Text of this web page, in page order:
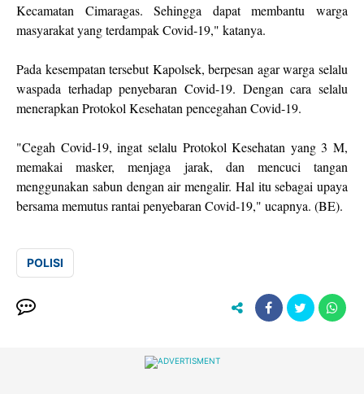
Kecamatan Cimaragas. Sehingga dapat membantu warga
masyarakat yang terdampak Covid-19," katanya.
Pada kesempatan tersebut Kapolsek, berpesan agar warga selalu
waspada terhadap penyebaran Covid-19. Dengan cara selalu
menerapkan Protokol Kesehatan pencegahan Covid-19.
"Cegah Covid-19, ingat selalu Protokol Kesehatan yang 3 M,
memakai masker, menjaga jarak, dan mencuci tangan
menggunakan sabun dengan air mengalir. Hal itu sebagai upaya
bersama memutus rantai penyebaran Covid-19," ucapnya. (BE).
POLISI